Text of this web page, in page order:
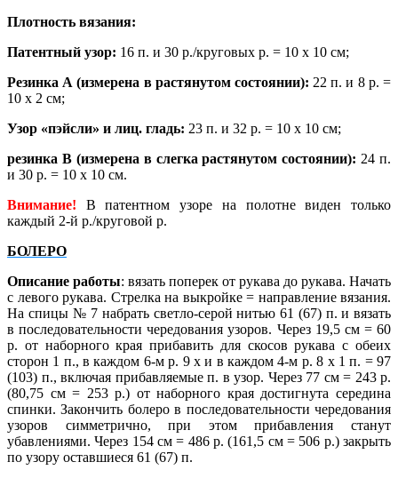
Плотность вязания:
Патентный узор: 16 п. и 30 р./круговых р. = 10 х 10 см;
Резинка А (измерена в растянутом состоянии): 22 п. и 8 р. =
10 х 2 см;
Узор «пэйсли» и лиц. гладь: 23 п. и 32 р. = 10 х 10 см;
резинка В (измерена в слегка растянутом состоянии): 24 п.
и 30 р. = 10 х 10 см.
Внимание!
В патентном узоре на полотне виден только
каждый 2-й р./круговой р.
БОЛЕРО
Описание работы: вязать поперек от рукава до рукава. Начать
с левого рукава. Стрелка на выкройке = направление вязания.
На спицы № 7 набрать светло-серой нитью 61 (67) п. и вязать
в последовательности чередования узоров. Через 19,5 см = 60
р. от наборного края прибавить для скосов рукава с обеих
сторон 1 п., в каждом 6-м р. 9 х и в каждом 4-м р. 8 х 1 п. = 97
(103) п., включая прибавляемые п. в узор. Через 77 см = 243 р.
(80,75 см = 253 р.) от наборного края достигнута середина
спинки. Закончить болеро в последовательности чередования
узоров симметрично, при этом прибавления станут
убавлениями. Через 154 см = 486 р. (161,5 см = 506 р.) закрыть
по узору оставшиеся 61 (67) п.